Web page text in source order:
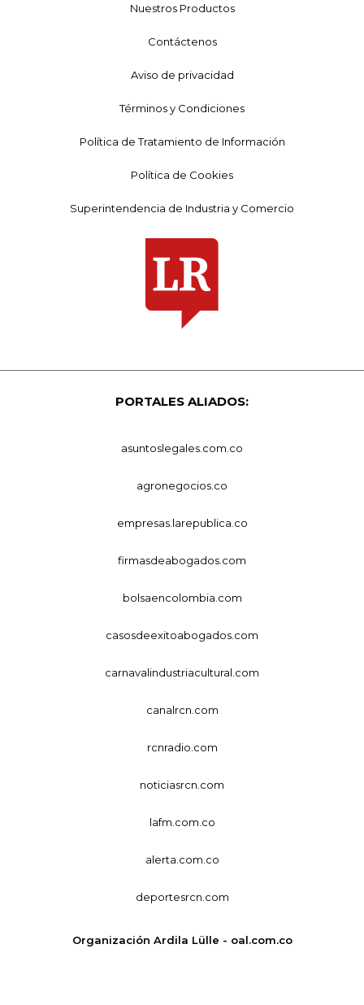
Nuestros Productos
Contáctenos
Aviso de privacidad
Términos y Condiciones
Política de Tratamiento de Información
Política de Cookies
Superintendencia de Industria y Comercio
PORTALES ALIADOS:
asuntoslegales.com.co
agronegocios.co
empresas.larepublica.co
firmasdeabogados.com
bolsaencolombia.com
casosdeexitoabogados.com
carnavalindustriacultural.com
canalrcn.com
rcnradio.com
noticiasrcn.com
lafm.com.co
alerta.com.co
deportesrcn.com
Organización Ardila Lülle - oal.com.co